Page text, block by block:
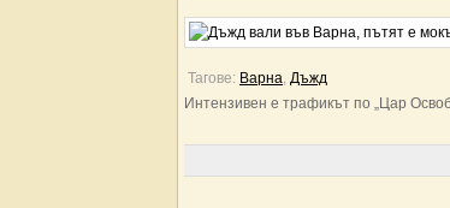
Тагове: Варна, Дъжд
Интензивен е трафикът по „Цар